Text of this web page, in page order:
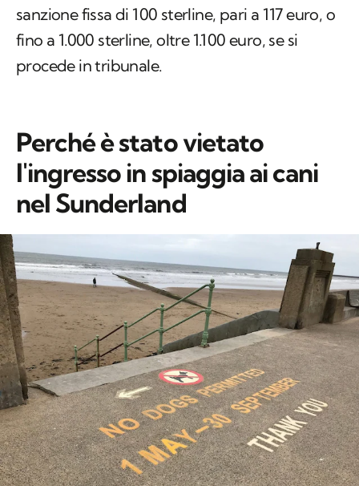
sanzione fissa di 100 sterline, pari a 117 euro, o
fino a 1.000 sterline, oltre 1.100 euro, se si
procede in tribunale.
Perché è stato vietato
l'ingresso in spiaggia ai cani
nel Sunderland